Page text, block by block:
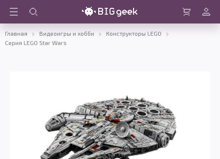
Войти
Главная Видеоигры и хобби
Конструкторы LEGO
Серия LEGO Star Wars